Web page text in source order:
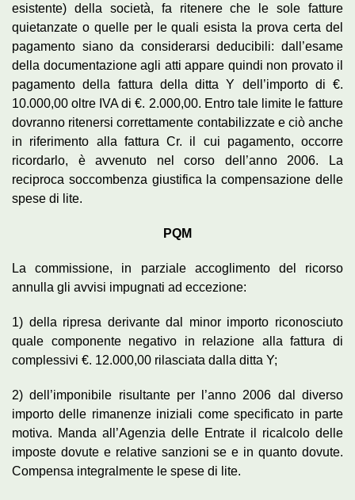
esistente) della società, fa ritenere che le sole fatture
quietanzate o quelle per le quali esista la prova certa del
pagamento siano da considerarsi deducibili: dall’esame
della documentazione agli atti appare quindi non provato il
pagamento della fattura della ditta Y dell’importo di €.
10.000,00 oltre IVA di €. 2.000,00. Entro tale limite le fatture
dovranno ritenersi correttamente contabilizzate e ciò anche
in riferimento alla fattura Cr. il cui pagamento, occorre
ricordarlo, è avvenuto nel corso dell’anno 2006. La
reciproca soccombenza giustifica la compensazione delle
spese di lite.
PQM
La commissione, in parziale accoglimento del ricorso
annulla gli avvisi impugnati ad eccezione:
1) della ripresa derivante dal minor importo riconosciuto
quale componente negativo in relazione alla fattura di
complessivi €. 12.000,00 rilasciata dalla ditta Y;
2) dell’imponibile risultante per l’anno 2006 dal diverso
importo delle rimanenze iniziali come specificato in parte
motiva. Manda all’Agenzia delle Entrate il ricalcolo delle
imposte dovute e relative sanzioni se e in quanto dovute.
Compensa integralmente le spese di lite.